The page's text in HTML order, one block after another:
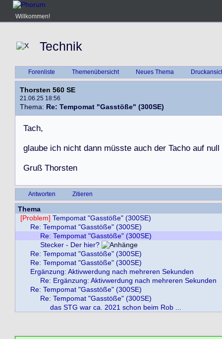
Willkommen!
Technik
Forenliste Themenübersicht Neues Thema
Thorsten 560 SE
21.06.25 18:56
Thema: Re: Tempomat "Gasstöße" (300SE)
Tach,
glaube ich nicht dann müsste auch der Tacho auf null
Gruß Thorsten
Antworten Zitieren
Thema
[Problem] Tempomat "Gasstöße" (300SE)
Re: Tempomat "Gasstöße" (300SE)
Re: Tempomat "Gasstöße" (300SE)
Stecker - Der hier?
Re: Tempomat "Gasstöße" (300SE)
Re: Tempomat "Gasstöße" (300SE)
Ergänzung: Aktivwerdung nach mehreren Sekunden
Re: Ergänzung: Aktivwerdung nach mehreren Sekunden
Re: Tempomat "Gasstöße" (300SE)
Re: Tempomat "Gasstöße" (300SE)
das STG war ca. 2021 schon beim Rob ...